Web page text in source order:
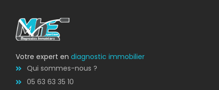
DPE
Votre expert endiagnostic immobilier
Qui sommes-nous ?
05 63 63 35 10